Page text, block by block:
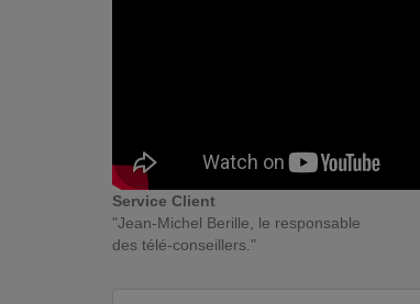
Service Client
"Jean-Michel Berille, le responsable
des télé-conseillers."